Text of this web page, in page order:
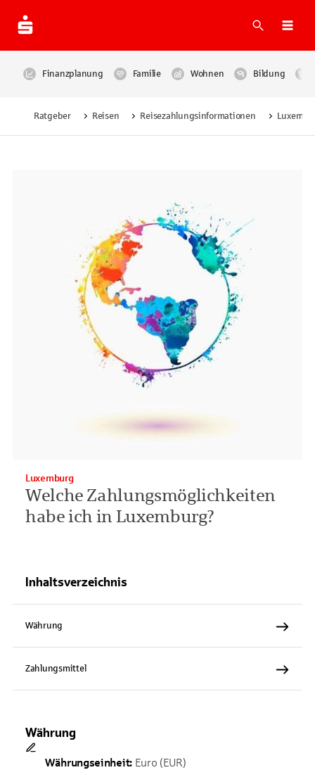
Suche
Finanzplanung Familie Wohnen Bildung
Ratgeber Reisen Reisezahlungsinformationen
Welche Zahlungsmöglichkeiten
habe ich in Luxemburg?
Luxemburg
Inhaltsverzeichnis
Währung
Zahlungsmittel
Währung
Währungseinheit:Euro (EUR)